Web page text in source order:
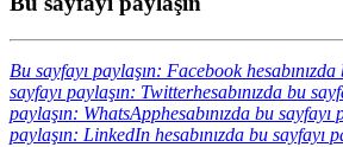
Bu sayfayı paylaşın: Facebook hesabınızda
sayfayı paylaşın: Twitterhesabınızda bu
paylaşın: WhatsApphesabınızda bu sayfayı
paylaşın: LinkedIn hesabınızda bu sayfayı